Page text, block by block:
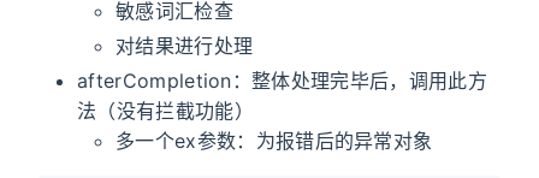
敏感词汇检查
对结果进行处理
afterCompletion：整体处理完毕后，调用此方
法（没有拦截功能）
多一个ex参数：为报错后的异常对象